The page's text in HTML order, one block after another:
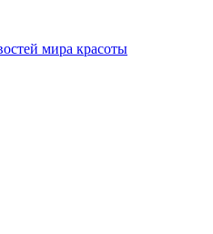
мира красоты